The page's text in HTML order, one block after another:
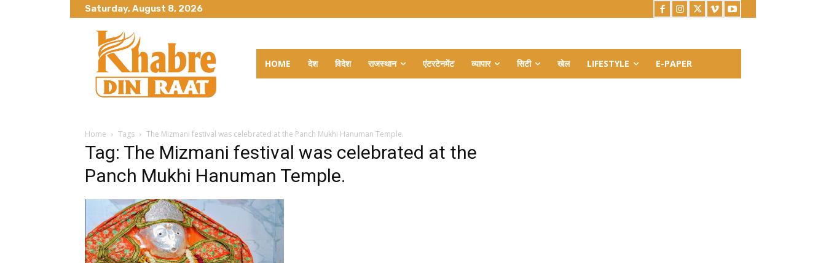
Saturday, August 8, 2026
HOME देश विदेश राजस्थान एंटरटेनमेंट व्यापार सिटी खेल LIFESTYLE E-PAPER
Home Tags The Mizmani festival was celebrated at the Panch Mukhi Hanuman Temple.
Tag: The Mizmani festival was celebrated at the
Panch Mukhi Hanuman Temple.